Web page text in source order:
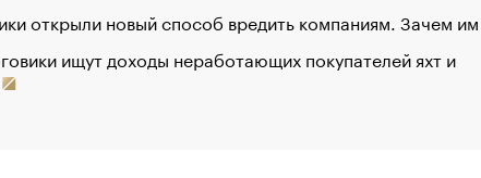
открыли новый способ вредить компаниям. Зачем
ищут доходы неработающих покупателей яхт и